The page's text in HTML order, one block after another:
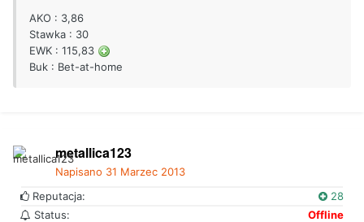
AKO : 3,86
Stawka : 30
EWK : 115,83
Buk : Bet-at-home
metallica123
Napisano 31 Marzec 2013
Reputacja:
28
Status:
Offline